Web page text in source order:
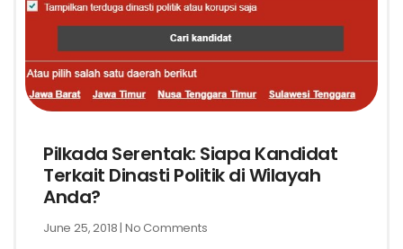
Pilkada Serentak: Siapa Kandidat
Terkait Dinasti Politik di Wilayah
Anda?
June 25, 2018 No Comments